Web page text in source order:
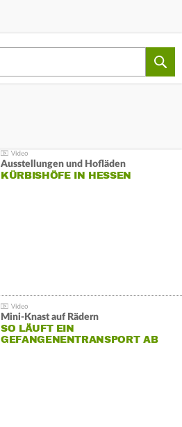
Ausstellungen und Hofläden
KÜRBISHÖFE IN HESSEN
Mini-Knast auf Rädern
SO LÄUFT EIN
GEFANGENENTRANSPORT AB